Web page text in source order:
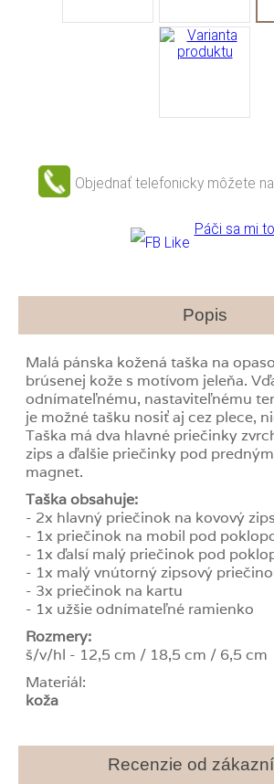
Objednať telefonicky môžete na
Páči sa mi to
Popis
Malá pánska kožená taška na
brúsenej kože s motívom jeleňa.
odnímateľnému, nastaviteľnému
je možné tašku nosiť aj cez plece,
Taška má dva hlavné priečinky
zips a ďalšie priečinky pod
magnet.
Taška obsahuje:
- 2x hlavný priečinok na kovový zips
- 1x priečinok na mobil pod
- 1x ďalsí malý priečinok pod
- 1x malý vnútorný zipsový
- 3x priečinok na kartu
- 1x užšie odnímateľné ramienko
Rozmery:
š/v/hl - 12,5 cm / 18,5 cm / 6,5 cm
Materiál:
koža
Recenzie od